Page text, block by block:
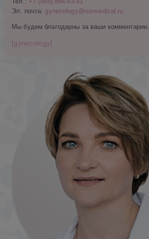
Эл. почта: gynecology@rusmedical.ru
Мы будем благодарны за ваши комментарии.
[gynecology]